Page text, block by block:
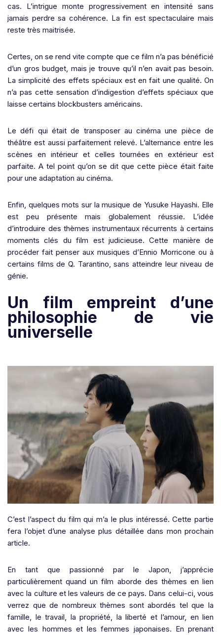
cas. L’intrigue monte progressivement en intensité sans
jamais perdre sa cohérence. La fin est spectaculaire mais
reste très maitrisée.
Certes, on se rend vite compte que ce film n’a pas bénéficié
d’un gros budget, mais je trouve qu’il n’en avait pas besoin.
La simplicité des effets spéciaux est en fait une qualité. On
n’a pas cette sensation d’indigestion d’effets spéciaux que
laisse certains blockbusters américains.
Le défi qui était de transposer au cinéma une pièce de
théâtre est aussi parfaitement relevé. L’alternance entre les
scènes en intérieur et celles tournées en extérieur est
parfaite. A tel point qu’on se dit que cette pièce était faite
pour une adaptation au cinéma.
Enfin, quelques mots sur la musique de Yusuke Hayashi. Elle
est peu présente mais globalement réussie. L’idée
d’introduire des thèmes instrumentaux récurrents à certains
moments clés du film est judicieuse. Cette manière de
procéder fait penser aux musiques d’Ennio Morricone ou à
certains films de Q. Tarantino, sans atteindre leur niveau de
génie.
Un film empreint d’une
philosophie de vie
universelle
C’est l’aspect du film qui m’a le plus intéressé. Cette partie
fera l’objet d’une analyse plus détaillée dans mon prochain
article.
En tant que passionné par le Japon, j’apprécie
particulièrement quand un film aborde des thèmes en lien
avec la culture et les valeurs de ce pays. Dans celui-ci, vous
verrez que de nombreux thèmes sont abordés tel que la
famille, le travail, la propriété, la liberté et l’amour, en lien
avec les hommes et les femmes japonaises. En prenant